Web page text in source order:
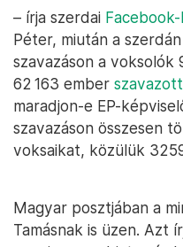
– írja szerdai
Péter, miután a
szavazáson a voksolók
62 163 ember szavazott
maradjon-e EP-
szavazáson összesen
voksaikat, közülük
Magyar posztjában a
Tamásnak is üzen. Azt